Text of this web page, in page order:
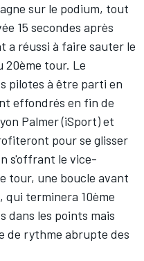
sur le podium, tout
15 secondes après
a réussi à faire sauter le
20ème tour. Le
pilotes à être parti en
effondrés en fin de
Palmer (iSport) et
pour se glisser
s'offrant le vice-
tour, une boucle avant
qui terminera 10ème
dans les points mais
de rythme abrupte des